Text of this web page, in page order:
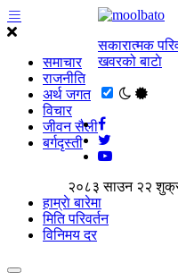
समाचार
राजनीति
अर्थ जगत
विचार
जीवन सैली
बर्गदृस्ती
सकारात्मक
खवरको बाटाे
२०८३ साउन २२
हाम्राे बारेमा
मिति परिवर्तन
विनिमय दर